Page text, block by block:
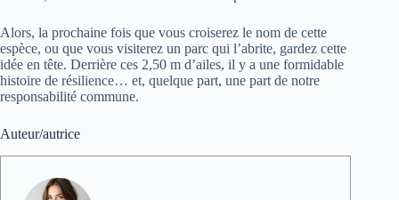
Alors, la prochaine fois que vous croiserez le nom de cette
espèce, ou que vous visiterez un parc qui l’abrite, gardez cette
idée en tête. Derrière ces 2,50 m d’ailes, il y a une formidable
histoire de résilience… et, quelque part, une part de notre
responsabilité commune.
Auteur/autrice